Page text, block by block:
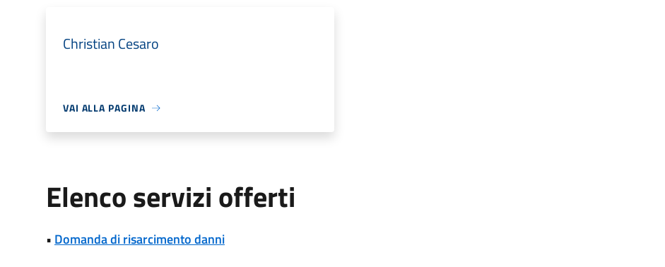
Christian Cesaro
VAI ALLA PAGINA
Elenco servizi offerti
• Domanda di risarcimento danni